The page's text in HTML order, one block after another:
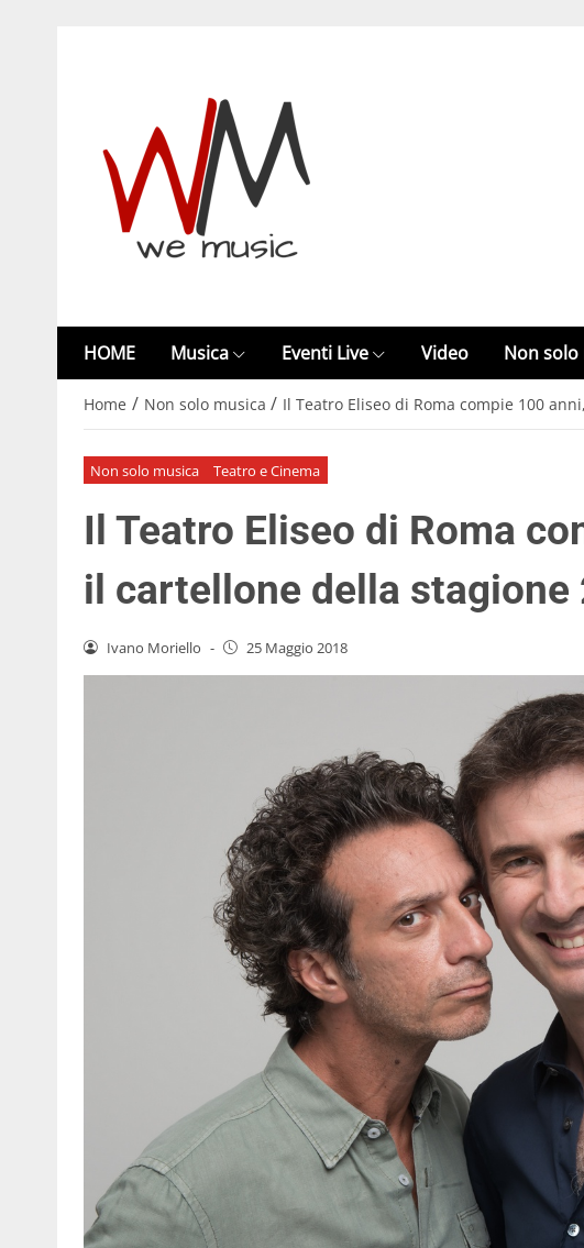
HOME Musica Eventi Live Video Non solo
Home / Non solo musica / Il Teatro Eliseo di Roma compie 100
Non solo musica Teatro e Cinema
Il Teatro Eliseo di Roma
il cartellone della stagione
Ivano Moriello - 25 Maggio 2018